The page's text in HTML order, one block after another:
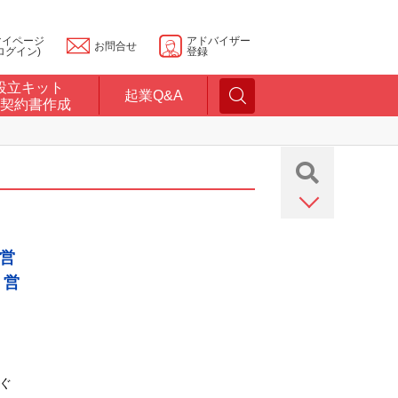
イページ
グイン)
お問合せ
アドバイザー
登録
立キット
約書作成
起業Q&A
営